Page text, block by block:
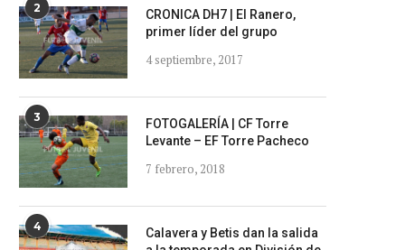
2
CRONICA DH7 | El Ranero,
primer líder del grupo
4 septiembre, 2017
3
FOTOGALERÍA | CF Torre
Levante – EF Torre Pacheco
7 febrero, 2018
4
Calavera y Betis dan la salida